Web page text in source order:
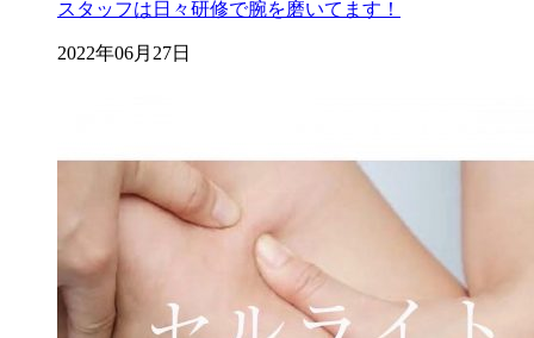
スタッフは日々研修で腕を磨いてます！
2022年06月27日